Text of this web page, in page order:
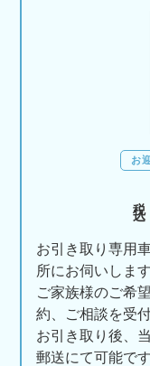
お
お引き取り専用
所にお伺いします
ご家族様のご希
約、ご相談を受
お引き取り後、
郵送にて可能で